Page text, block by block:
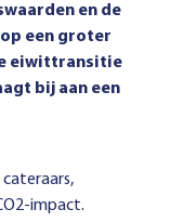
en de
een groter
eiwittransitie
bij aan een
impact.